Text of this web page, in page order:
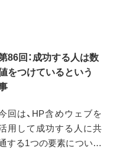
回は、HP含めウェブを
する1つの要素について
伝えします。具体的に
「数字」です。ウェブに